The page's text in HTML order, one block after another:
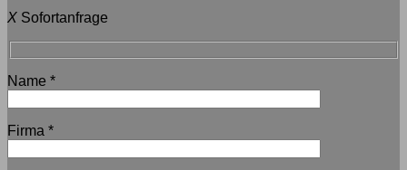
X Sofortanfrage
Name *
Firma *